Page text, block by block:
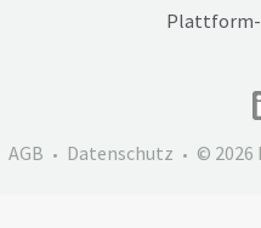
AGB Datenschutz © 2026